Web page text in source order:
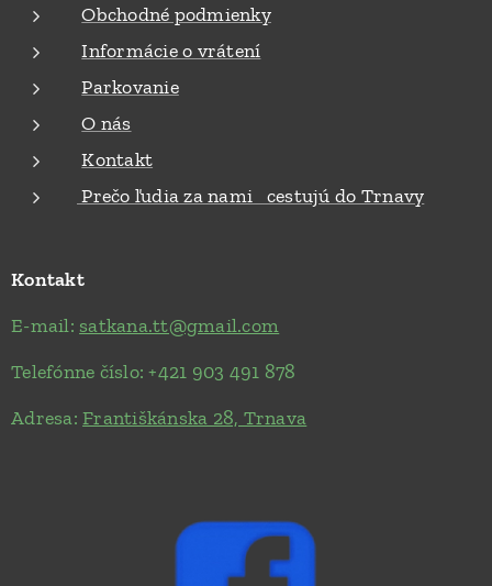
Obchodné podmienky
Informácie o vrátení
Parkovanie
O nás
Kontakt
Prečo ľudia za nami cestujú do Trnavy
Kontakt
E-mail: satkana.tt@gmail.com
Telefónne číslo: +421 903 491 878
Adresa:Františkánska 28, Trnava